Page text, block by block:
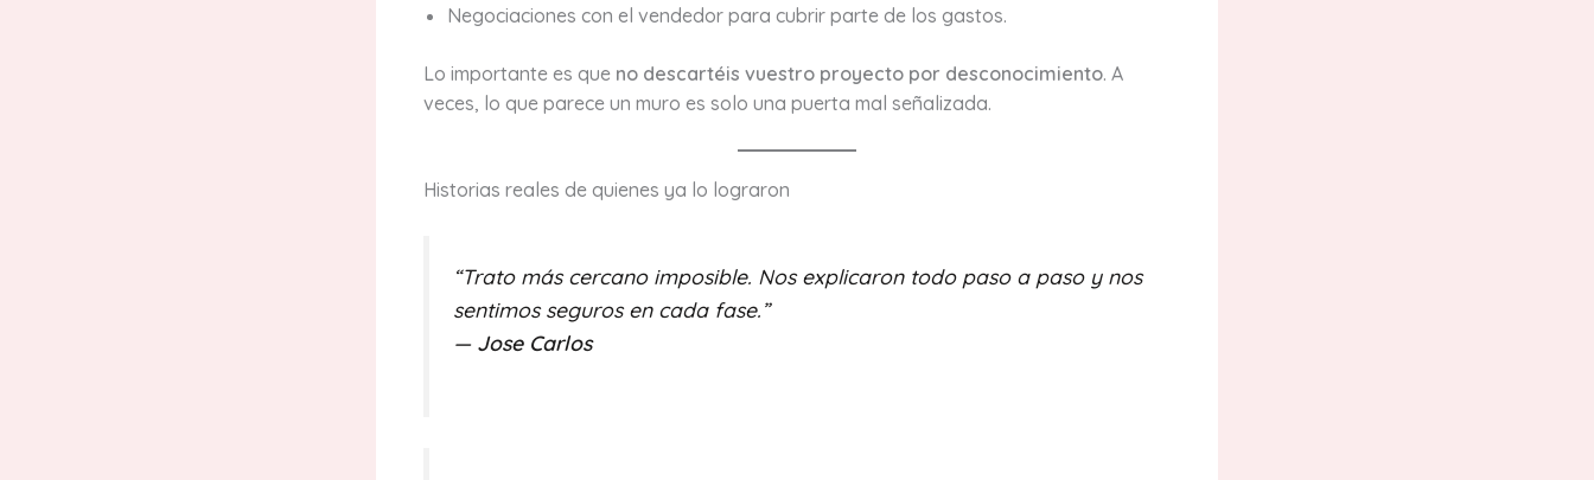
Negociaciones con el vendedor para cubrir parte de los gastos.
Lo importante es que no descartéis vuestro proyecto por desconocimiento. A
veces, lo que parece un muro es solo una puerta mal señalizada.
Historias reales de quienes ya lo lograron
“Trato más cercano imposible. Nos explicaron todo paso a paso y nos
sentimos seguros en cada fase.”
— Jose Carlos